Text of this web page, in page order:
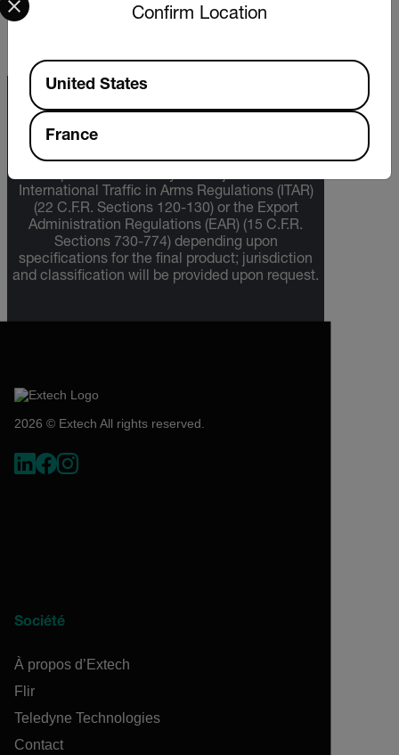
TÉLÉCHARGER
Export Restrictions
The information contained in this page pertains
to products that may be subject to the
International Traffic in Arms Regulations (ITAR)
(22 C.F.R. Sections 120-130) or the Export
Administration Regulations (EAR) (15 C.F.R.
Sections 730-774) depending upon
specifications for the final product; jurisdiction
and classification will be provided upon request.
2026 © Extech All rights reserved.
Société
À propos d’Extech
Flir
Teledyne Technologies
Contact
Confirm Location
Available Locations
United States
France